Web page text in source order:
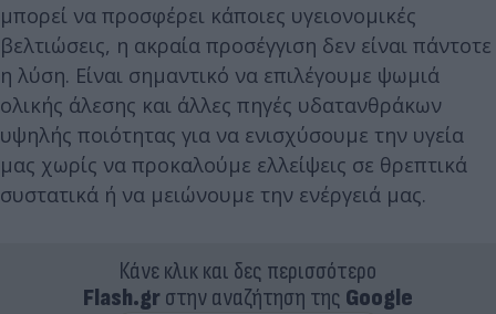
μπορεί να προσφέρει κάποιες υγειονομικές
βελτιώσεις, η ακραία προσέγγιση δεν είναι πάντοτε
η λύση. Είναι σημαντικό να επιλέγουμε ψωμιά
ολικής άλεσης και άλλες πηγές υδατανθράκων
υψηλής ποιότητας για να ενισχύσουμε την υγεία
μας χωρίς να προκαλούμε ελλείψεις σε θρεπτικά
συστατικά ή να μειώνουμε την ενέργειά μας.
Κάνε κλικ και δες περισσότερο
Flash.grστην αναζήτηση της Google